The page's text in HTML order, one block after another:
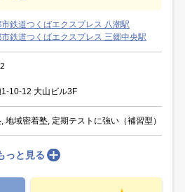
鉄道つくばエクスプレス 八潮駅
鉄道つくばエクスプレス 三郷中央駅
10-12 大山ビル3F
地域密着塾, 定期テストに強い（補習型）
っと見る